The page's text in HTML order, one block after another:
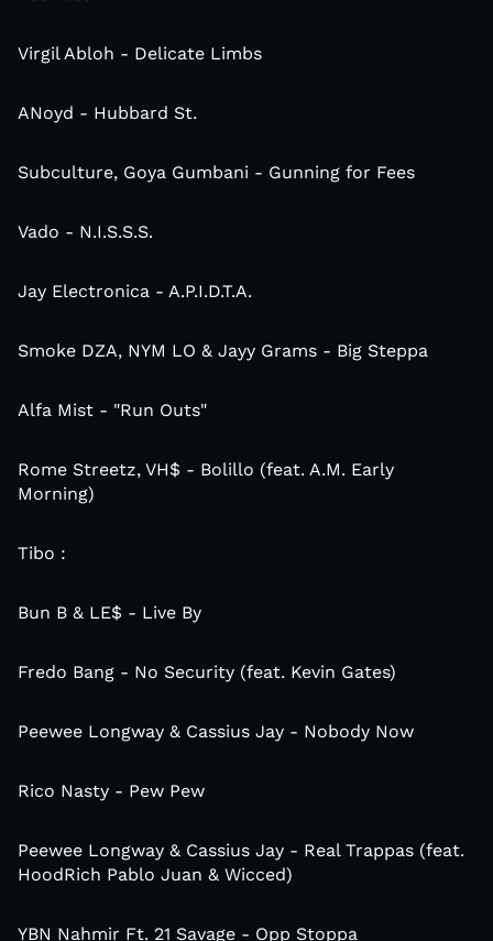
Virgil Abloh - Delicate Limbs
ANoyd - Hubbard St.
Subculture, Goya Gumbani - Gunning for Fees
Vado - N.I.S.S.S.
Jay Electronica - A.P.I.D.T.A.
Smoke DZA, NYM LO & Jayy Grams - Big Steppa
Alfa Mist - "Run Outs"
Rome Streetz, VH$ - Bolillo (feat. A.M. Early
Morning)
Tibo :
Bun B & LE$ - Live By
Fredo Bang - No Security (feat. Kevin Gates)
Peewee Longway & Cassius Jay - Nobody Now
Rico Nasty - Pew Pew
Peewee Longway & Cassius Jay - Real Trappas (feat.
HoodRich Pablo Juan & Wicced)
YBN Nahmir Ft. 21 Savage - Opp Stoppa